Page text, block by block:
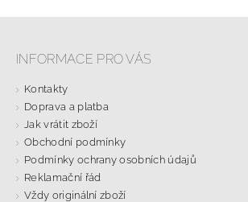
INFORMACE PRO VÁS
Kontakty
Doprava a platba
Jak vrátit zboží
Obchodní podmínky
Podmínky ochrany osobních údajů
Reklamační řád
Vždy originální zboží